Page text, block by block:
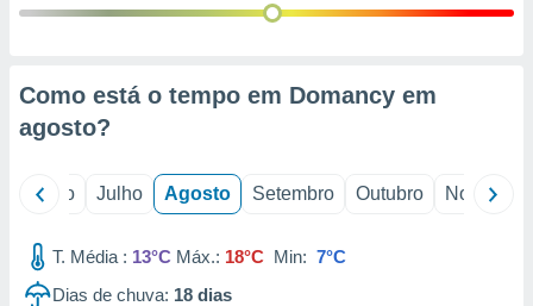
e
de
Como está o tempo em Domancy em
agosto?
Junho Julho Agosto Setembro Outubro Novembro
T. Média : 13°C Máx.: 18°C Min: 7°C
Dias de chuva: 18 dias